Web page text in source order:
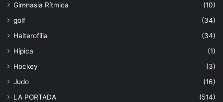
Gimnasia Rítmica
(10)
golf
(34)
Halterofilia
(34)
Hípica
(1)
Hockey
(3)
Judo
(16)
LA PORTADA
(514)